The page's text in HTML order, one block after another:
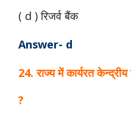
( d ) रिजर्व बैंक
Answer- d
24. राज्य में कार्यरत
?